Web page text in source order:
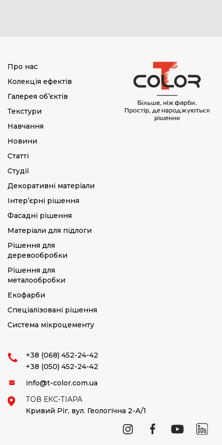
Про нас
Колекція ефектів
Галерея об’єктів
Текстури
Навчання
Новини
Статті
Студії
Декоративні матеріали
Інтер’єрні рішення
Фасадні рішення
Матеріали для підлоги
Рішення для
деревообробки
Рішення для
металообробки
Екофарби
Спеціалізовані рішення
Система мікроцементу
+38 (068) 452-24-42
+38 (050) 452-24-42
info@t-color.com.ua
ТОВ ЕКС-ТІАРА
Кривий Ріг, вул. Геологічна 2-А/1